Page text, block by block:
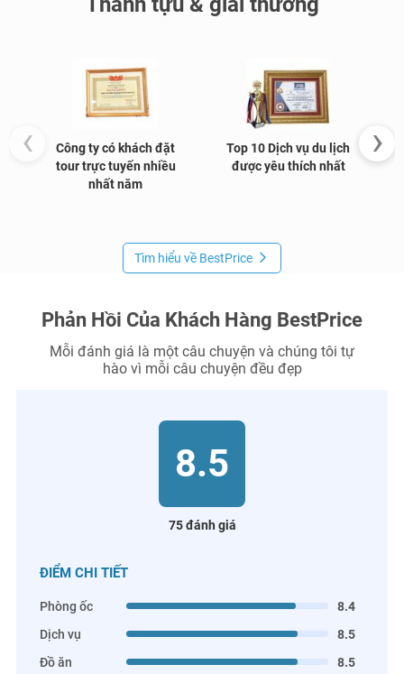
Công ty có khách đặt
tour trực tuyến nhiều
nhất năm
Top 10 Dịch vụ du lịch
được yêu thích nhất
‹ ›
Tìm hiểu về BestPrice
Phản Hồi Của Khách Hàng BestPrice
Mỗi đánh giá là một câu chuyện và chúng tôi tự
hào vì mỗi câu chuyện đều đẹp
8.5
75 đánh giá
ĐIỂM CHI TIẾT
Phòng ốc
8.4
Dịch vụ
8.5
Đồ ăn
8.5